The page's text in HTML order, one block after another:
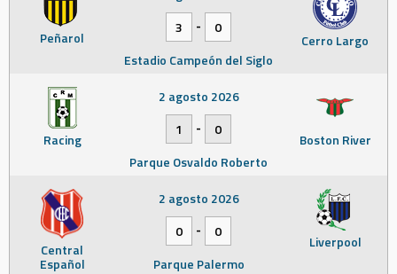
Peñarol Cerro Largo
3
-
0
Estadio Campeón del Siglo
Racing Boston River
2 agosto 2026
1
-
0
Parque Osvaldo Roberto
Central
Español
Liverpool
2 agosto 2026
0
-
0
Parque Palermo